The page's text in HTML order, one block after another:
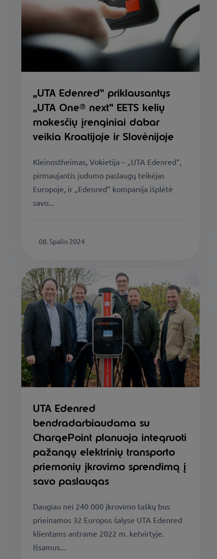
„UTA Edenred“ priklausantys
„UTA One® next“ EETS kelių
mokesčių įrenginiai dabar
veikia Kroatijoje ir Slovėnijoje
Kleinostheimas, Vokietija – „UTA Edenred“,
pirmaujantis judumo paslaugų teikėjas
Europoje, ir „Edenred“ kompanija išplėtė
savo...
08. Spalio 2024
UTA Edenred
bendradarbiaudama su
ChargePoint planuoja integruoti
pažangų elektrinių transporto
priemonių įkrovimo sprendimą į
savo paslaugas
Daugiau nei 240 000 įkrovimo taškų bus
prieinamos 32 Europos šalyse UTA Edenred
klientams antrame 2022 m. ketvirtyje.
Išsamus...